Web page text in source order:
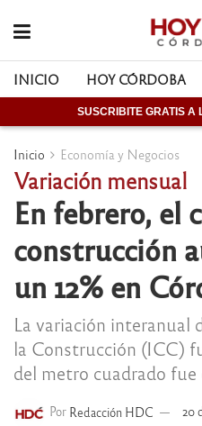
INICIO HOY CÓRDOBA
SUSCRIBITE GRATIS
Inicio Economía y Negocios
Variación mensual
En febrero, el
construcción
un 12% en
La variación interanual
la Construcción (ICC)
del metro cuadrado fue
Por Redacción HDC 20